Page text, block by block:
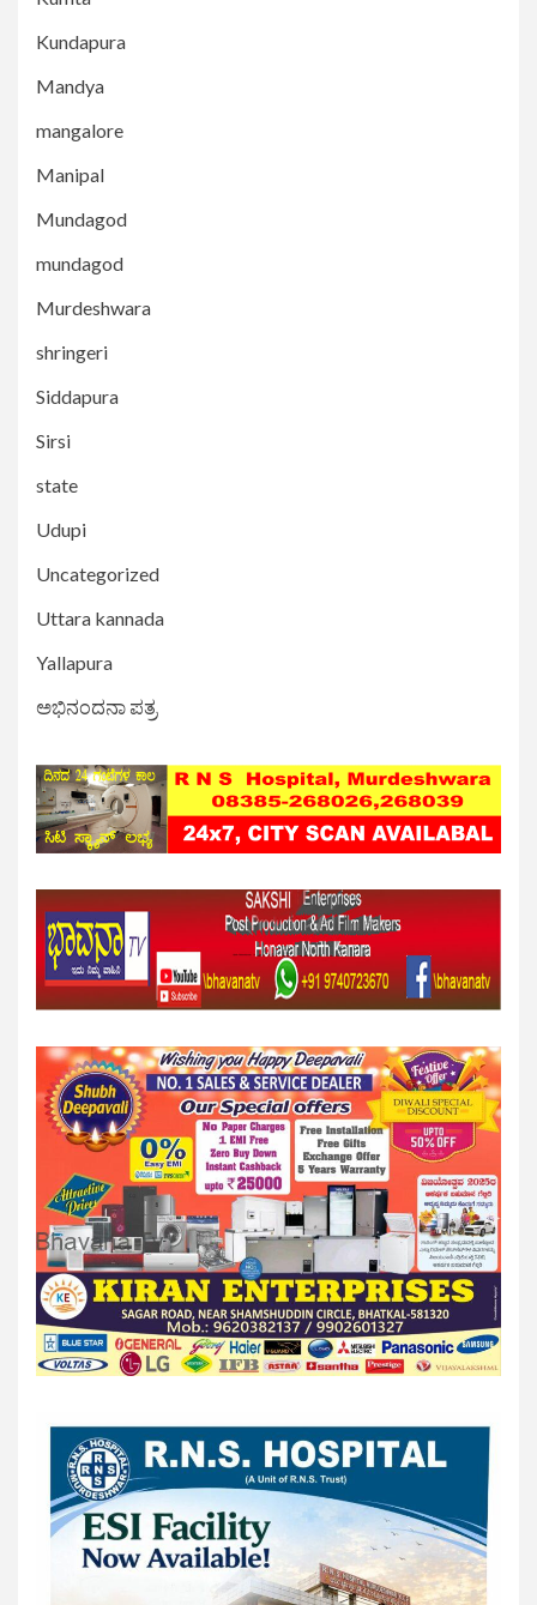
Kundapura
Mandya
mangalore
Manipal
Mundagod
mundagod
Murdeshwara
shringeri
Siddapura
Sirsi
state
Udupi
Uncategorized
Uttara kannada
Yallapura
ಅಭಿನಂದನಾ ಪತ್ರ